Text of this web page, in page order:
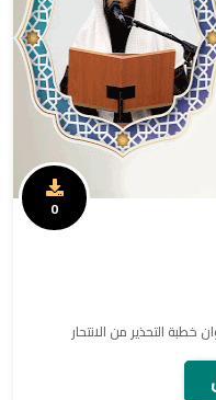
التحذير من الانتحار
0